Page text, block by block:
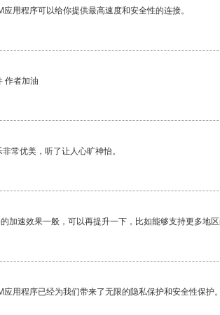
应用程序可以给你提供最高速度和安全性的连接。
作者加油
常优美，听了让人心旷神怡。
加速效果一般，可以再提升一下，比如能够支持更多地区
应用程序已经为我们带来了无限的隐私保护和安全性保护。